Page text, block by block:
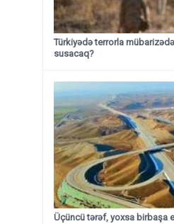
Türkiyədə terrorla
susacaq?
Üçüncü tərəf, yoxsa birbaşa